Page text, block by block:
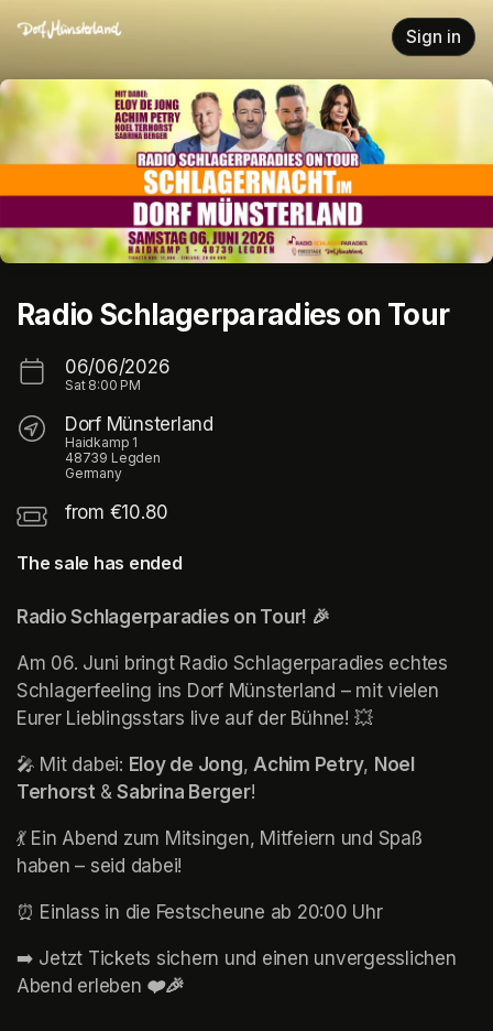
Sign in
Radio Schlagerparadies on Tour
06/06/2026
Sat 8:00 PM
Dorf Münsterland
Haidkamp 1
48739 Legden
Germany
from €10.80
The sale has ended
Radio Schlagerparadies on Tour! 🎉
Am 06. Juni bringt Radio Schlagerparadies echtes
Schlagerfeeling ins Dorf Münsterland – mit vielen
Eurer Lieblingsstars live auf der Bühne! 💥
🎤 Mit dabei: Eloy de Jong, Achim Petry, Noel
Terhorst & Sabrina Berger!
💃 Ein Abend zum Mitsingen, Mitfeiern und Spaß
haben – seid dabei!
⏰ Einlass in die Festscheune ab 20:00 Uhr
➡️ Jetzt Tickets sichern und einen unvergesslichen
Abend erleben ❤️🎉